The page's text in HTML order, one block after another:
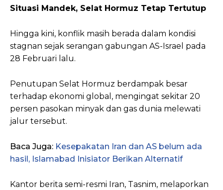
Situasi Mandek, Selat Hormuz Tetap Tertutup
Hingga kini, konflik masih berada dalam kondisi
stagnan sejak serangan gabungan AS-Israel pada
28 Februari lalu.
Penutupan Selat Hormuz berdampak besar
terhadap ekonomi global, mengingat sekitar 20
persen pasokan minyak dan gas dunia melewati
jalur tersebut.
Baca Juga: Kesepakatan Iran dan AS belum ada
hasil, Islamabad Inisiator Berikan Alternatif
Kantor berita semi-resmi Iran, Tasnim, melaporkan